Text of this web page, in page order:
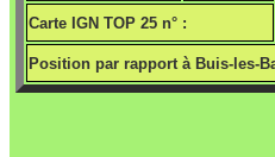
Carte IGN TOP 25 n° :
Position par rapport à Buis-les-